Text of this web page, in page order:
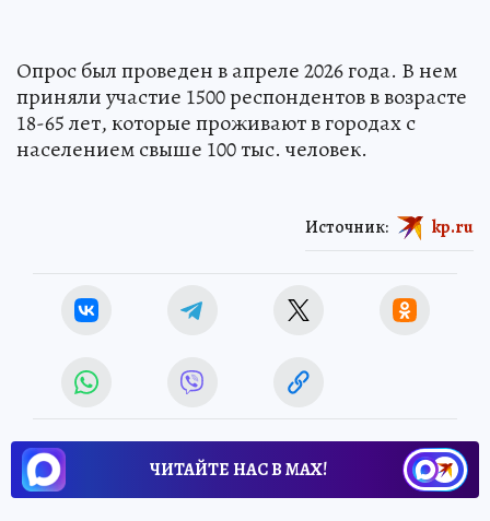
Опрос был проведен в апреле 2026 года. В нем
приняли участие 1500 респондентов в возрасте
18-65 лет, которые проживают в городах с
населением свыше 100 тыс. человек.
Источник: kp.ru
ЧИТАЙТЕ НАС В МАХ!